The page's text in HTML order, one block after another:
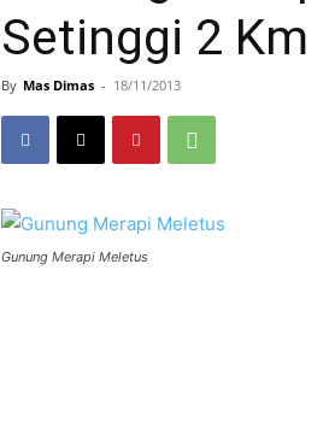
Setinggi 2 Km
By Mas Dimas - 18/11/2013
Gunung Merapi Meletus